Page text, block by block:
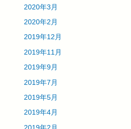
2020年3月
2020年2月
2019年12月
2019年11月
2019年9月
2019年7月
2019年5月
2019年4月